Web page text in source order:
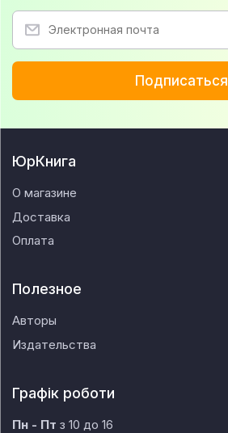
Подписаться
ЮрКнига
О магазине
Доставка
Оплата
Полезное
Авторы
Издательства
Графік роботи
Пн - Пт з 10 до 16